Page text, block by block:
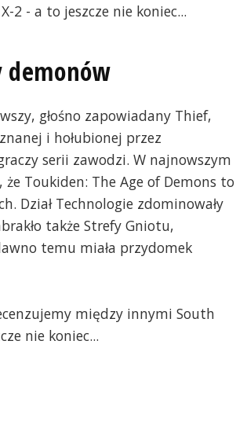
2 - a to jeszcze nie koniec...
demonów
głośno zapowiadany Thief,
i hołubionej przez
serii zawodzi. W najnowszym
Toukiden: The Age of Demons to
Dział Technologie zdominowały
także Strefy Gniotu,
temu miała przydomek
między innymi South
nie koniec...